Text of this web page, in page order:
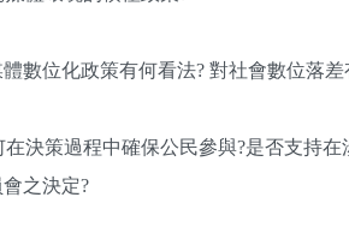
數位化政策有何看法? 對社會數位落
決策過程中確保公民參與?是否支持
之決定?